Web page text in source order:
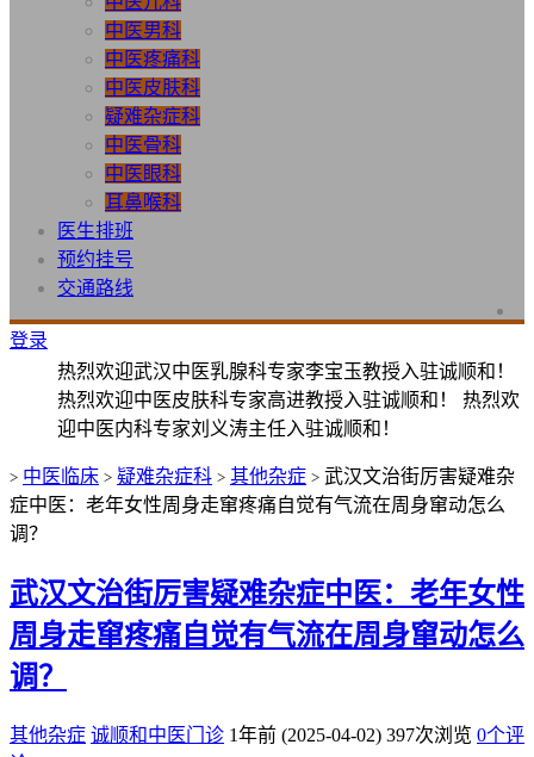
中医男科
中医疼痛科
中医皮肤科
疑难杂症科
中医骨科
中医眼科
耳鼻喉科
医生排班
预约挂号
交通路线
登录
热烈欢迎武汉中医乳腺科专家李宝玉教授入驻诚顺和！
热烈欢迎中医皮肤科专家高进教授入驻诚顺和！ 热烈欢
迎中医内科专家刘义涛主任入驻诚顺和！
> 中医临床 > 疑难杂症科 > 其他杂症 > 武汉文治街厉害疑难杂
症中医：老年女性周身走窜疼痛自觉有气流在周身窜动怎么
调？
武汉文治街厉害疑难杂症中医：老年女性
周身走窜疼痛自觉有气流在周身窜动怎么
调？
其他杂症 诚顺和中医门诊 1年前 (2025-04-02) 397次浏览 0个评